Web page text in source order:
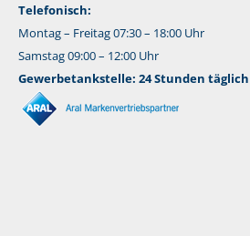
Telefonisch:
Montag – Freitag 07:30 – 18:00 Uhr
Samstag 09:00 – 12:00 Uhr
Gewerbetankstelle: 24 Stunden täglich